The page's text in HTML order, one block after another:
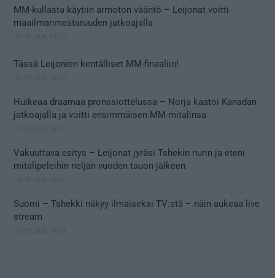
MM-kullasta käytiin armoton vääntö – Leijonat voitti
maailmanmestaruuden jatkoajalla
Tässä Leijonien kentälliset MM-finaaliin!
Huikeaa draamaa pronssiottelussa – Norja kaatoi Kanadan
jatkoajalla ja voitti ensimmäisen MM-mitalinsa
Vakuuttava esitys – Leijonat jyräsi Tshekin nurin ja eteni
mitalipeleihin neljän vuoden tauon jälkeen
Suomi – Tshekki näkyy ilmaiseksi TV:stä – näin aukeaa live
stream